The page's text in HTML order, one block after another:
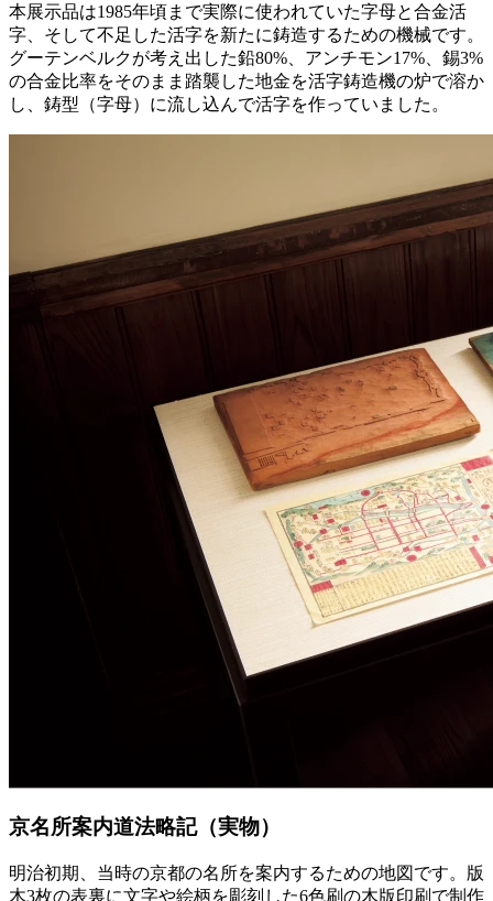
本展示品は1985年頃まで実際に使われていた字母と合金活
字、そして不足した活字を新たに鋳造するための機械です。
グーテンベルクが考え出した鉛80%、アンチモン17%、錫3%
の合金比率をそのまま踏襲した地金を活字鋳造機の炉で溶か
し、鋳型（字母）に流し込んで活字を作っていました。
京名所案内道法略記（実物）
明治初期、当時の京都の名所を案内するための地図です。版
木3枚の表裏に文字や絵柄を彫刻した6色刷の木版印刷で制作